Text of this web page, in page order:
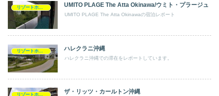
リゾートホテルめぐり UMITO PLAGE The Atta Okinawa/ウミト・プラージュ
UMITO PLAGE The Atta Okinawaの宿泊レポート
ハレクラニ沖縄
ハレクラニ沖縄での滞在をレポートしています。
ザ・リッツ・カールトン沖縄